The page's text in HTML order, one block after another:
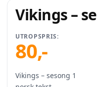
Vikings –
UTROPSPRIS:
80,-
Vikings – sesong 1